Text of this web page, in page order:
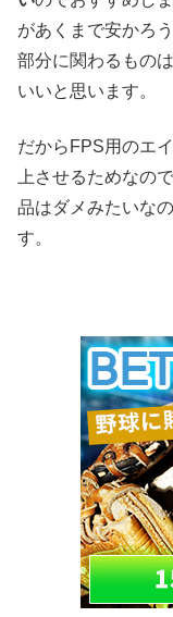
があくまで安かろ
部分に関わるもの
いいと思います。
だからFPS用のエ
上させるためなの
品はダメみたいな
す。